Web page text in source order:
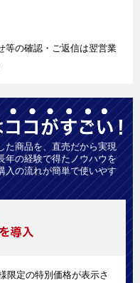
等の確認・ご返信は翌営業
た商品を、直売だから実現
年の経験で得たノウハウを
入の流れが簡単で使いやす
限定の特別価格が表示さ